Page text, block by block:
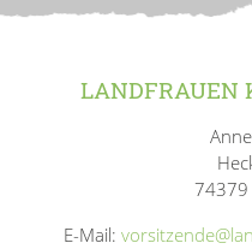
LANDFRAUEN
74379
E-Mail: